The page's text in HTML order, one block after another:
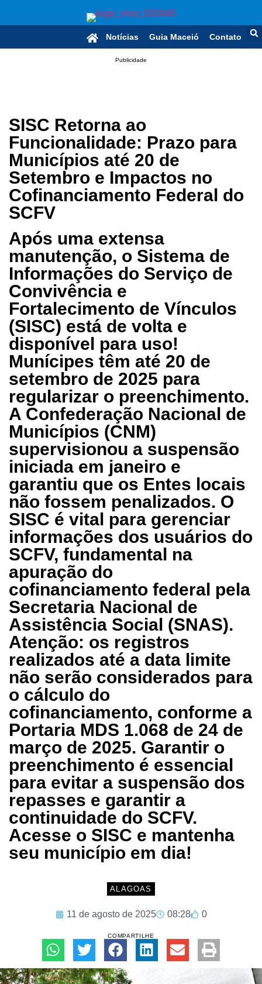
Notícias Guia Maceió Contato
Publicidade
SISC Retorna ao
Funcionalidade: Prazo para
Municípios até 20 de
Setembro e Impactos no
Cofinanciamento Federal do
SCFV
Após uma extensa
manutenção, o Sistema de
Informações do Serviço de
Convivência e
Fortalecimento de Vínculos
(SISC) está de volta e
disponível para uso!
Munícipes têm até 20 de
setembro de 2025 para
regularizar o preenchimento.
A Confederação Nacional de
Municípios (CNM)
supervisionou a suspensão
iniciada em janeiro e
garantiu que os Entes locais
não fossem penalizados. O
SISC é vital para gerenciar
informações dos usuários do
SCFV, fundamental na
apuração do
cofinanciamento federal pela
Secretaria Nacional de
Assistência Social (SNAS).
Atenção: os registros
realizados até a data limite
não serão considerados para
o cálculo do
cofinanciamento, conforme a
Portaria MDS 1.068 de 24 de
março de 2025. Garantir o
preenchimento é essencial
para evitar a suspensão dos
repasses e garantir a
continuidade do SCFV.
Acesse o SISC e mantenha
seu município em dia!
ALAGOAS
11 de agosto de 2025 08:28 0
COMPARTILHE